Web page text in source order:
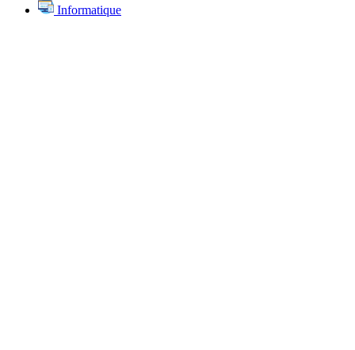
Informatique